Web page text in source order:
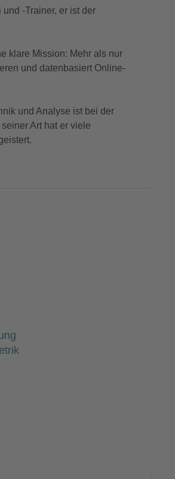
-Trainer, er ist der
klare Mission: Mehr als nur
und datenbasiert Online-
und Analyse ist bei der
Art hat er viele